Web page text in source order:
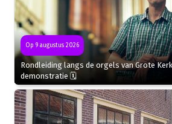
Op 9 augustus 2026
Rondleiding langs de orgels van Grote
demonstratie 🗓